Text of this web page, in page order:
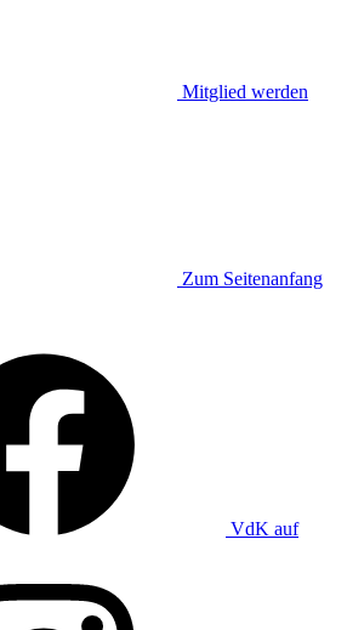
Mitglied werden
Zum Seitenanfang
VdK auf